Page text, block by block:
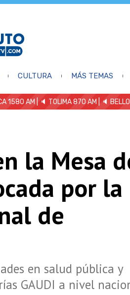
CULTURA MÁS TEMAS
1580 AM | 🔈 TOLIMA 870 AM | 🔈 BELLO
la Mesa
por la
de
en salud pública y
GAUDI a nivel